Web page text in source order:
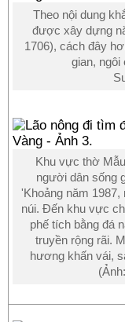
Theo nội dung
được xây dựng
1706), cách đây
gian, ngôi
Khu vực thờ
người dân sống
'Khoảng năm
núi. Đến khu vực
phế tích bằng đá
truyền rộng rãi.
hương khấn vái,